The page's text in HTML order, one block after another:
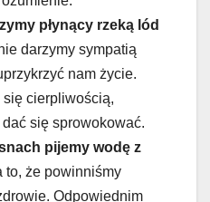
płynący rzeką lód
darzymy sympatią
nam życie.
się cierpliwością,
się sprowokować.
pijemy wodę z
to, że powinniśmy
Odpowiednim